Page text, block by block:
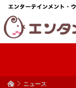
ニュース